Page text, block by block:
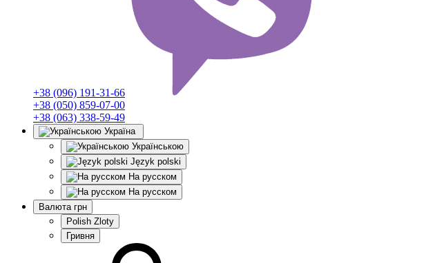
+38 (096) 191-31-66
+38 (050) 859-07-00
+38 (063) 338-59-49
Україна
Українською
Język polski
На русском
На русском
Валюта грн
Polish Zloty
Гривня